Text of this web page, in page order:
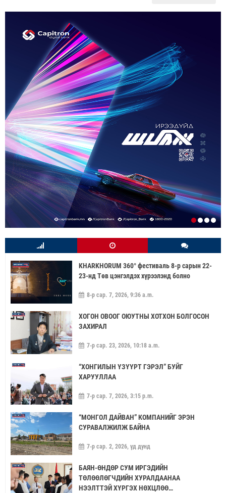
KHARKHORUM 360° фестиваль 8-р сарын 22-
23-нд Төв цэнгэлдэх хүрээлэнд болно
8-р сар. 7, 2026, 9:36 a.m.
ХОГОН ОВООГ ОЮУТНЫ ХОТХОН БОЛГОСОН
ЗАХИРАЛ
7-р сар. 23, 2026, 10:18 a.m.
“ХОНГИЛЫН ҮЗҮҮРТ ГЭРЭЛ” БУЙГ
ХАРУУЛЛАА
7-р сар. 7, 2026, 3:15 p.m.
“МОНГОЛ ДАЙВАН” КОМПАНИЙГ ЭРЭН
СУРАВАЛЖИЛЖ БАЙНА
7-р сар. 2, 2026, үд дунд
БАЯН-ӨНДӨР СУМ ИРГЭДИЙН
ТӨЛӨӨЛӨГЧДИЙН ХУРАЛДААНАА
НЭЭЛТТЭЙ ХҮРГЭХ НӨХЦЛӨӨ